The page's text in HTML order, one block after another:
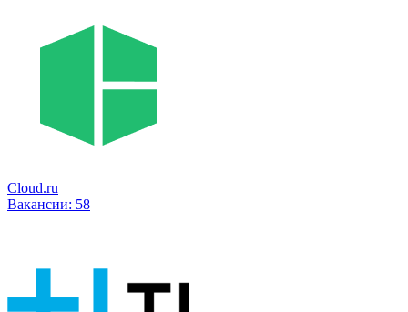
Cloud.ru
Вакансии: 58